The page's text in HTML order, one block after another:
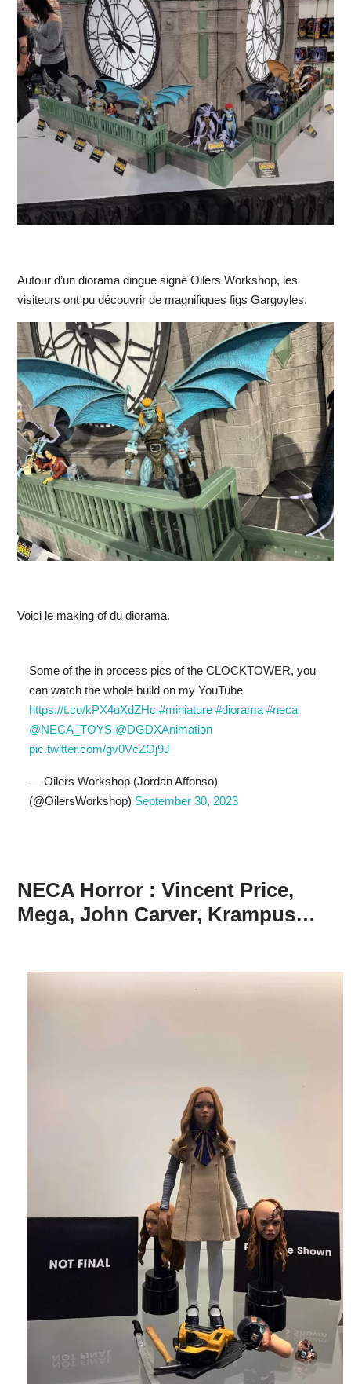
Autour d’un diorama dingue signé Oilers Workshop, les
visiteurs ont pu découvrir de magnifiques figs Gargoyles.
Voici le making of du diorama.
Some of the in process pics of the CLOCKTOWER, you
can watch the whole build on my YouTube
https://t.co/kPX4uXdZHc #miniature #diorama #neca
@NECA_TOYS @DGDXAnimation
pic.twitter.com/gv0VcZOj9J
— Oilers Workshop (Jordan Affonso)
(@OilersWorkshop) September 30, 2023
NECA Horror : Vincent Price,
Mega, John Carver, Krampus…